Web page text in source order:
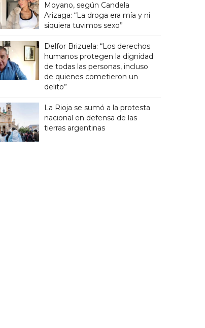
Moyano, según Candela
Arizaga: “La droga era mía y ni
siquiera tuvimos sexo”
Delfor Brizuela: “Los derechos
humanos protegen la dignidad
de todas las personas, incluso
de quienes cometieron un
delito”
La Rioja se sumó a la protesta
nacional en defensa de las
tierras argentinas